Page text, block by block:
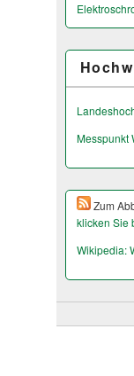
Messpunkt
Zum
klicken Sie
Wikipedia: